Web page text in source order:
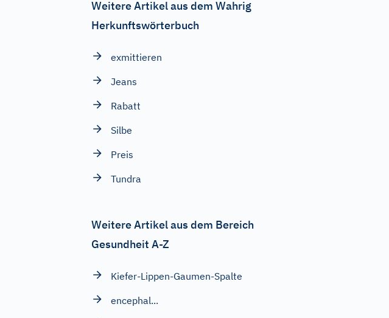
Weitere Artikel aus dem Wahrig
Herkunftswörterbuch
exmittieren
Jeans
Rabatt
Silbe
Preis
Tundra
Weitere Artikel aus dem Bereich
Gesundheit A-Z
Kiefer-Lippen-Gaumen-Spalte
encephal...